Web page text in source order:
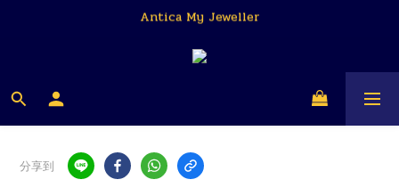
Antica My Jeweller
Antica My Jeweller
安帝卡 我的珠寶商
分享到